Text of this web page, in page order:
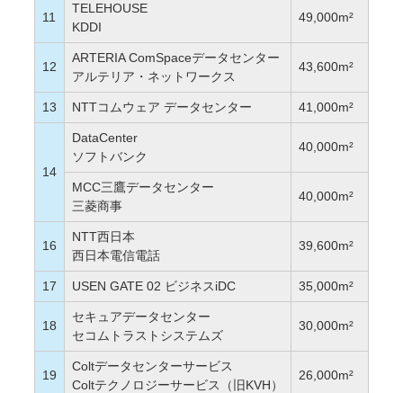
11
TELEHOUSE
KDDI
49,000m²
12
ARTERIA ComSpaceデータセンター
アルテリア・ネットワークス
43,600m²
13 NTTコムウェア データセンター 41,000m²
14
DataCenter
ソフトバンク
40,000m²
MCC三鷹データセンター
三菱商事
40,000m²
16
NTT西日本
西日本電信電話
39,600m²
17 USEN GATE 02 ビジネスiDC 35,000m²
18
セキュアデータセンター
セコムトラストシステムズ
30,000m²
19
Coltデータセンターサービス
Coltテクノロジーサービス（旧KVH）
26,000m²